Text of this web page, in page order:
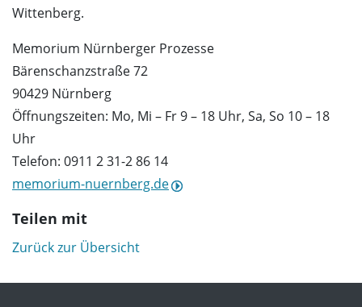
Wittenberg.
Memorium Nürnberger Prozesse
Bärenschanzstraße 72
90429 Nürnberg
Öffnungszeiten: Mo, Mi – Fr 9 – 18 Uhr, Sa, So 10 – 18
Uhr
Telefon: 0911 2 31-2 86 14
memorium-nuernberg.de
Teilen mit
Zurück zur Übersicht